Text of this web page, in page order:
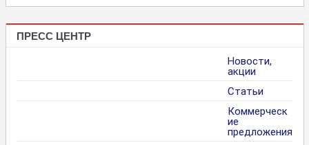
ПРЕСС ЦЕНТР
Новости,
акции
Статьи
Коммерческ
ие
предложения